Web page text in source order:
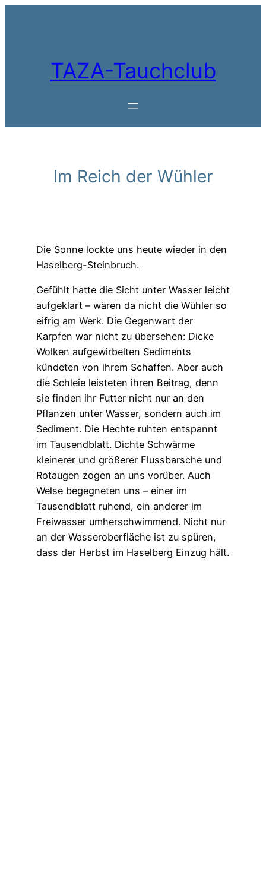
TAZA-Tauchclub
Im Reich der Wühler
Die Sonne lockte uns heute wieder in den
Haselberg-Steinbruch.
Gefühlt hatte die Sicht unter Wasser leicht
aufgeklart – wären da nicht die Wühler so
eifrig am Werk. Die Gegenwart der
Karpfen war nicht zu übersehen: Dicke
Wolken aufgewirbelten Sediments
kündeten von ihrem Schaffen. Aber auch
die Schleie leisteten ihren Beitrag, denn
sie finden ihr Futter nicht nur an den
Pflanzen unter Wasser, sondern auch im
Sediment. Die Hechte ruhten entspannt
im Tausendblatt. Dichte Schwärme
kleinerer und größerer Flussbarsche und
Rotaugen zogen an uns vorüber. Auch
Welse begegneten uns – einer im
Tausendblatt ruhend, ein anderer im
Freiwasser umherschwimmend. Nicht nur
an der Wasseroberfläche ist zu spüren,
dass der Herbst im Haselberg Einzug hält.